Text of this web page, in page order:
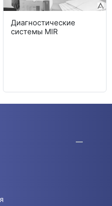
Диагностические
системы MIR